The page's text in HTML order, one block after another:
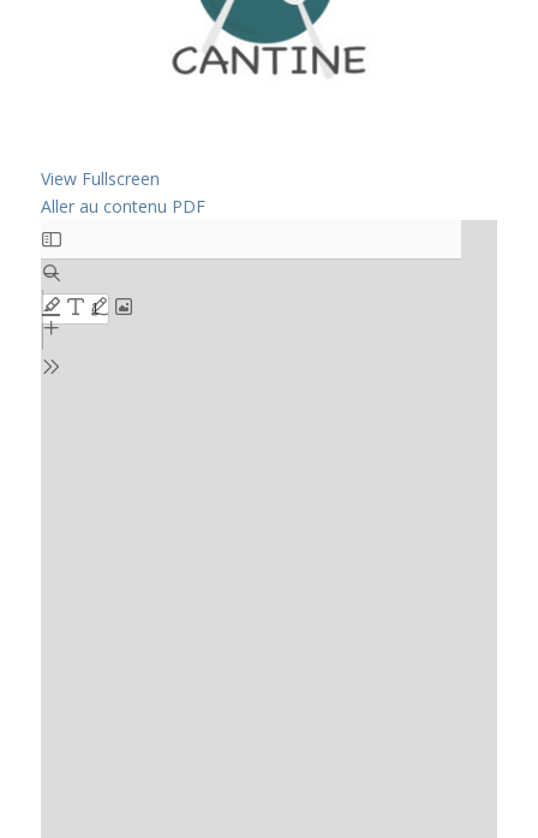
View Fullscreen
Aller au contenu PDF